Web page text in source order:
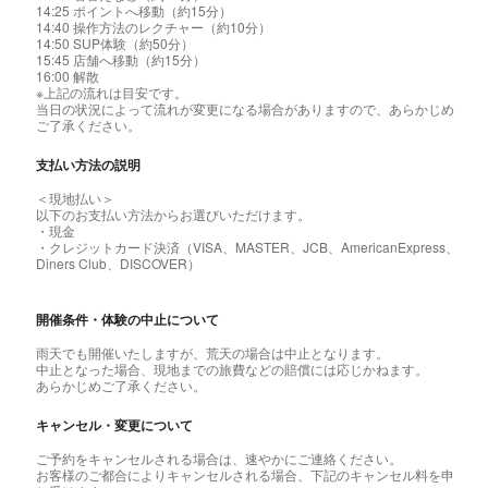
14:25 ポイントへ移動（約15分）
14:40 操作方法のレクチャー（約10分）
14:50 SUP体験（約50分）
15:45 店舗へ移動（約15分）
16:00 解散
※上記の流れは目安です。
当日の状況によって流れが変更になる場合がありますので、あらかじめ
ご了承ください。
支払い方法の説明
＜現地払い＞
以下のお支払い方法からお選びいただけます。
・現金
・クレジットカード決済（VISA、MASTER、JCB、AmericanExpress、
Diners Club、DISCOVER）
開催条件・体験の中止について
雨天でも開催いたしますが、荒天の場合は中止となります。
中止となった場合、現地までの旅費などの賠償には応じかねます。
あらかじめご了承ください。
キャンセル・変更について
ご予約をキャンセルされる場合は、速やかにご連絡ください。
お客様のご都合によりキャンセルされる場合、下記のキャンセル料を申